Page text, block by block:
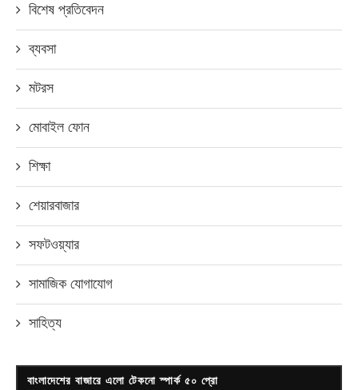
বিশেষ প্রতিবেদন
ব্যবসা
মটরস
মোবাইল ফোন
শিক্ষা
শেয়ারবাজার
সফটওয়্যার
সামাজিক যোগাযোগ
সাহিত্য
বাংলাদেশের বাজারে এলো টেকনো স্পার্ক ৫০ প্রো